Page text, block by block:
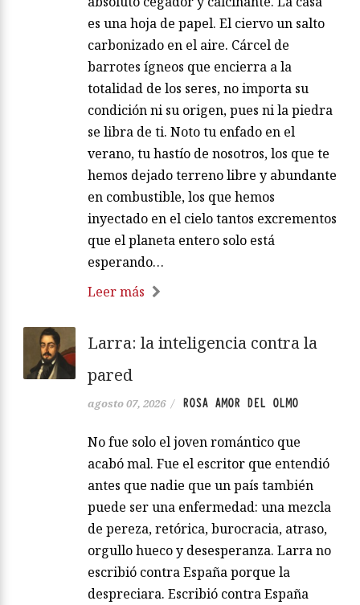
es una hoja de papel. El ciervo un salto
carbonizado en el aire. Cárcel de
barrotes ígneos que encierra a la
totalidad de los seres, no importa su
condición ni su origen, pues ni la piedra
se libra de ti. Noto tu enfado en el
verano, tu hastío de nosotros, los que te
hemos dejado terreno libre y abundante
en combustible, los que hemos
inyectado en el cielo tantos excrementos
que el planeta entero solo está
esperando…
Leer más
Larra: la inteligencia contra la
pared
agosto 07, 2026 / ROSA AMOR DEL OLMO
No fue solo el joven romántico que
acabó mal. Fue el escritor que entendió
antes que nadie que un país también
puede ser una enfermedad: una mezcla
de pereza, retórica, burocracia, atraso,
orgullo hueco y desesperanza. Larra no
escribió contra España porque la
despreciara. Escribió contra España